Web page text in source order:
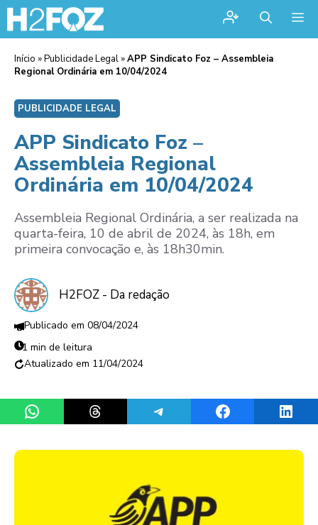
Início »Publicidade Legal »APP Sindicato Foz – Assembleia
Regional Ordinária em 10/04/2024
PUBLICIDADE LEGAL
APP Sindicato Foz –
Assembleia Regional
Ordinária em 10/04/2024
Assembleia Regional Ordinária, a ser realizada na
quarta-feira, 10 de abril de 2024, às 18h, em
primeira convocação e, às 18h30min.
H2FOZ - Da redação
08/04/2024
1 min de leitura
11/04/2024
Share on WhatsAppShare on ThreadsShare on TelegramShare on Facebook